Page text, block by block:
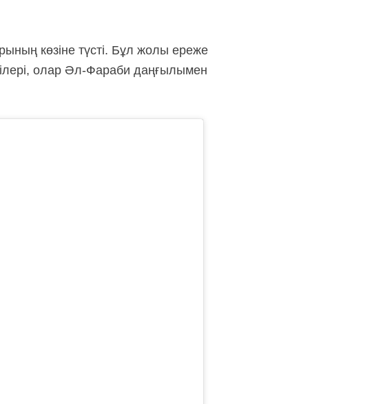
көзіне түсті. Бұл жолы ереже
олар Әл-Фараби даңғылымен